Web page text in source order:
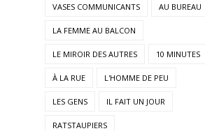
VASES COMMUNICANTS AU BUREAU
LA FEMME AU BALCON
LE MIROIR DES AUTRES 10 MINUTES
À LA RUE L'HOMME DE PEU
LES GENS IL FAIT UN JOUR
RATSTAUPIERS